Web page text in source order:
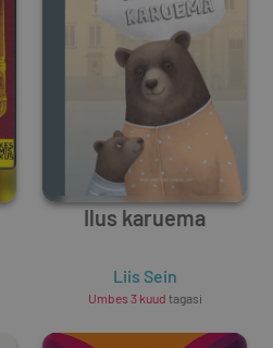
Ilus karuema
Liis Sein
Umbes 3 kuud tagasi